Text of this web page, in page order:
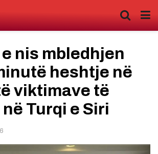
nis mbledhjen
heshtje në
viktimave të
Turqi e Siri